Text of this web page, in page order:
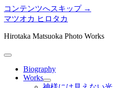
コンテンツへスキップ →
マツオカ ヒロタカ
Hirotaka Matsuoka Photo Works
メ
Biography
Works
メ